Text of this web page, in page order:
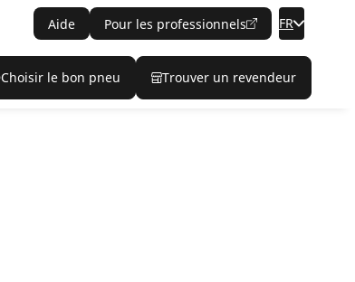
Aide Pour les professionnels FR
Choisir le bon pneu Trouver un revendeur